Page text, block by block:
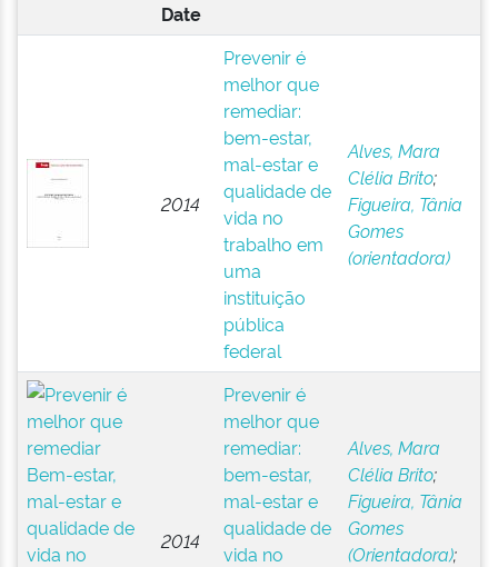
Date
2014
Prevenir é
melhor que
remediar:
bem-estar,
mal-estar e
qualidade de
vida no
trabalho em
uma
instituição
pública
federal
Alves, Mara
Clélia Brito;
Figueira, Tânia
Gomes
(orientadora)
2014
Prevenir é
melhor que
remediar:
bem-estar,
mal-estar e
qualidade de
vida no
Alves, Mara
Clélia Brito;
Figueira, Tânia
Gomes
(Orientadora);